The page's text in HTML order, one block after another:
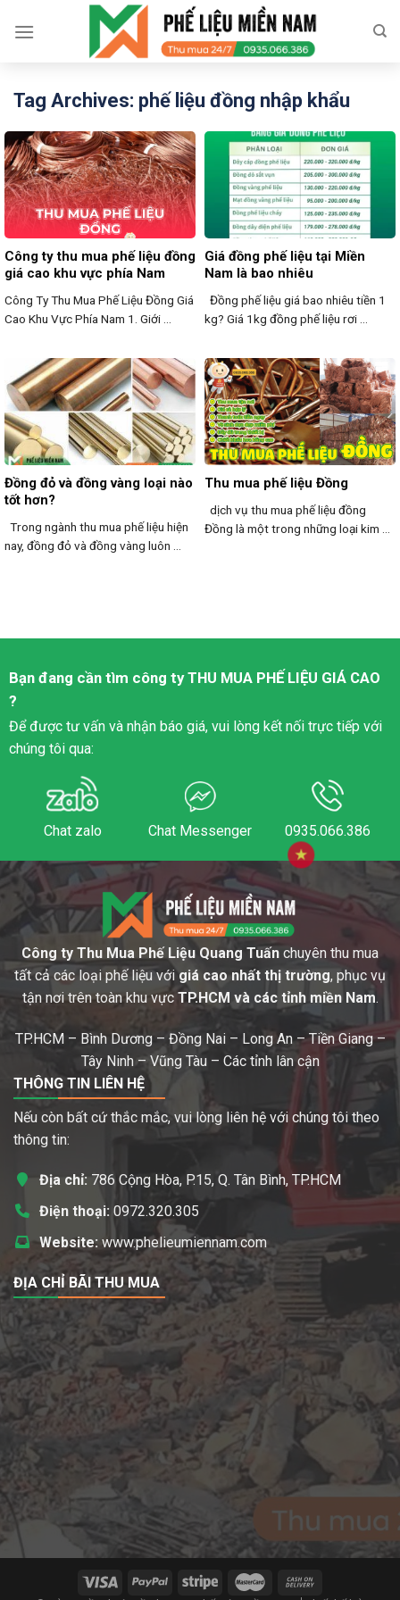
Tag Archives: phế liệu đồng nhập khẩu
Công ty thu mua phế liệu đồng
giá cao khu vực phía Nam
Công Ty Thu Mua Phế Liệu Đồng Giá
Cao Khu Vực Phía Nam 1. Giới ...
Giá đồng phế liệu tại Miền
Nam là bao nhiêu
Đồng phế liệu giá bao nhiêu tiền 1
kg? Giá 1kg đồng phế liệu rơi ...
Đồng đỏ và đồng vàng loại nào
tốt hơn?
Trong ngành thu mua phế liệu hiện
nay, đồng đỏ và đồng vàng luôn ...
Thu mua phế liệu Đồng
dịch vụ thu mua phế liệu đồng
Đồng là một trong những loại kim ...
Bạn đang cần tìm công tyTHU MUA PHẾ LIỆU GIÁ CAO
?
Để được tư vấn và nhận báo giá, vui lòng kết nối trực tiếp với
chúng tôi qua:
Chat zalo Chat Messenger 0935.066.386
Công ty Thu Mua Phế Liệu Quang Tuấn chuyên thu mua
tất cả các loại phế liệu vớigiá cao nhất thị trường, phục vụ
tận nơi trên toàn khu vực TP.HCM và các tỉnh miền Nam.
TP.HCM – Bình Dương – Đồng Nai – Long An – Tiền Giang –
Tây Ninh – Vũng Tàu – Các tỉnh lân cận
THÔNG TIN LIÊN HỆ
Nếu còn bất cứ thắc mắc, vui lòng liên hệ với chúng tôi theo
thông tin:
Địa chỉ: 786 Cộng Hòa, P.15, Q. Tân Bình, TP.HCM
Điện thoại: 0972.320.305
Website: www.phelieumiennam.com
ĐỊA CHỈ BÃI THU MUA